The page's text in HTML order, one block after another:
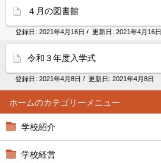
ホーム
学校紹介
学校経営
４月の図書館
登録日: 2021年4月16日 / 更新日: 2021年4月16日
令和３年度入学式
登録日: 2021年4月8日 / 更新日: 2021年4月8日